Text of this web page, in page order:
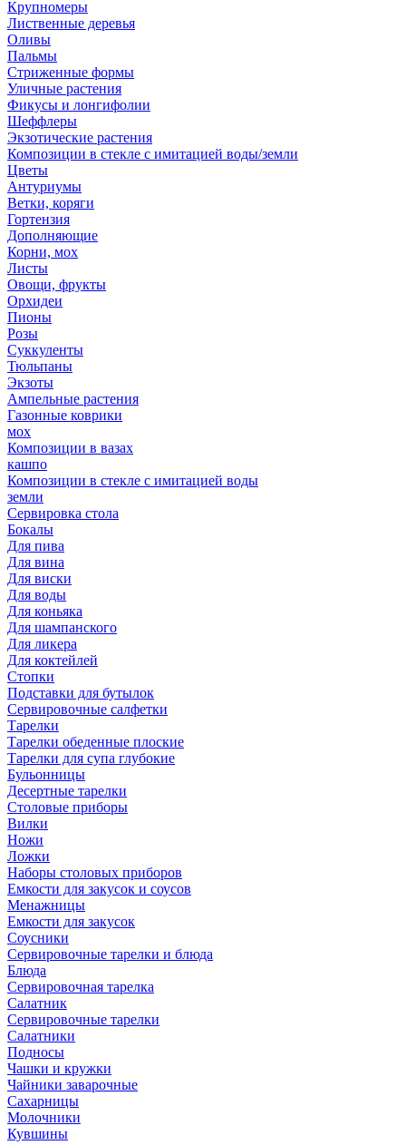
Крупномеры
Лиственные деревья
Оливы
Пальмы
Стриженные формы
Уличные растения
Фикусы и лонгифолии
Шеффлеры
Экзотические растения
Композиции в стекле с имитацией воды/земли
Цветы
Антуриумы
Ветки, коряги
Гортензия
Дополняющие
Корни, мох
Листы
Овощи, фрукты
Орхидеи
Пионы
Розы
Суккуленты
Тюльпаны
Экзоты
Ампельные растения
Газонные коврики
мох
Композиции в вазах
кашпо
Композиции в стекле с имитацией воды
земли
Сервировка стола
Бокалы
Для пива
Для вина
Для виски
Для воды
Для коньяка
Для шампанского
Для ликера
Для коктейлей
Стопки
Подставки для бутылок
Сервировочные салфетки
Тарелки
Тарелки обеденные плоские
Тарелки для супа глубокие
Бульонницы
Десертные тарелки
Столовые приборы
Вилки
Ножи
Ложки
Наборы столовых приборов
Емкости для закусок и соусов
Менажницы
Емкости для закусок
Соусники
Сервировочные тарелки и блюда
Блюда
Сервировочная тарелка
Салатник
Сервировочные тарелки
Салатники
Подносы
Чашки и кружки
Чайники заварочные
Сахарницы
Молочники
Кувшины